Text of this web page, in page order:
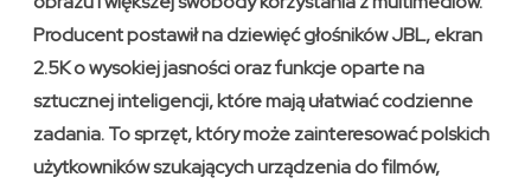
Producent postawił na dziewięć głośników JBL, ekran
2.5K o wysokiej jasności oraz funkcje oparte na
sztucznej inteligencji, które mają ułatwiać codzienne
zadania. To sprzęt, który może zainteresować polskich
użytkowników szukających urządzenia do filmów,